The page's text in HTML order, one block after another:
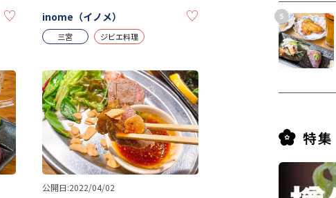
inome（イノメ）
三宮 ジビエ料理
公開日:2022/04/02